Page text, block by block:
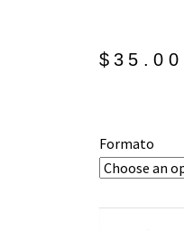
$ 35.00
Formato